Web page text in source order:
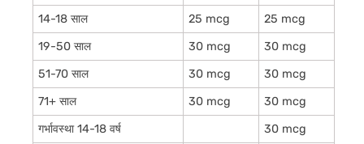
14-18 साल
25 mcg
25 mcg
19-50 साल
30 mcg
30 mcg
51-70 साल
30 mcg
30 mcg
71+ साल
30 mcg
30 mcg
गर्भावस्था 14-18 वर्ष
30 mcg